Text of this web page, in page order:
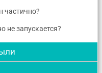
частично?
не запускается?